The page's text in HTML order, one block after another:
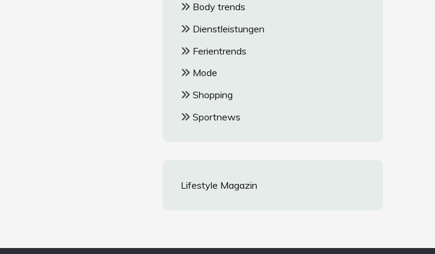
Body trends
Dienstleistungen
Ferientrends
Mode
Shopping
Sportnews
Lifestyle Magazin